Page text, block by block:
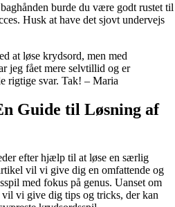
burde du være godt rustet til
Husk at have det sjovt undervejs
at løse krydsord, men med
jeg fået mere selvtillid og er
rigtige svar. Tak! – Maria
Guide til Løsning af
efter hjælp til at løse en særlig
vil vi give dig en omfattende og
med fokus på genus. Uanset om
vi give dig tips og tricks, der kan